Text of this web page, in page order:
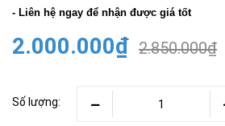
- Liên hệ ngay để nhận được giá tốt
2.000.000₫ 2.850.000₫
Số lượng: